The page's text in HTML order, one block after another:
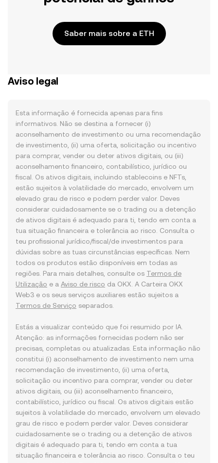
Saber mais sobre a ETH
Aviso legal
Esta informação é fornecida apenas para fins
informativos. Não se destina a fornecer (i)
aconselhamento de investimento ou uma recomendação
de investimento, (ii) uma oferta, solicitação ou incentivo
para comprar, vender ou deter ativos digitais, ou (iii)
aconselhamento financeiro, contabilístico, jurídico ou
fiscal. Os ativos digitais, incluindo stablecoins e NFTs,
estão sujeitos à volatilidade do mercado, envolvem um
elevado grau de risco e podem perder valor. Deves
considerar cuidadosamente se o trading ou a detenção
de ativos digitais é adequado para ti, tendo em conta a
tua situação financeira e tolerância ao risco. Consulta o
teu profissional jurídico/fiscal/de investimentos para
dúvidas sobre as tuas circunstâncias específicas. Nem
todos os produtos estão disponíveis em todas as
regiões. Para mais detalhes, consulte os Termos de
Utilização e a Aviso de risco da OKX. A Carteira OKX
Web3 e os seus serviços auxiliares estão sujeitos a
Termos de Serviço separados.
Estás a visualizar conteúdo que foi resumido por IA.
Atenção: as informações fornecidas podem não ser
precisas, completas ou atualizadas. Esta informação não
constitui (i) aconselhamento de investimento nem uma
recomendação de investimento, (ii) uma oferta,
solicitação ou incentivo para comprar, vender ou deter
ativos digitais, ou (iii) aconselhamento financeiro,
contabilístico, jurídico ou fiscal. Os ativos digitais estão
sujeitos à volatilidade do mercado, envolvem um elevado
grau de risco e podem perder valor. Deves considerar
cuidadosamente se o trading ou a detenção de ativos
digitais é adequado para ti, tendo em conta a tua
situação financeira e tolerância ao risco. Consulta o teu